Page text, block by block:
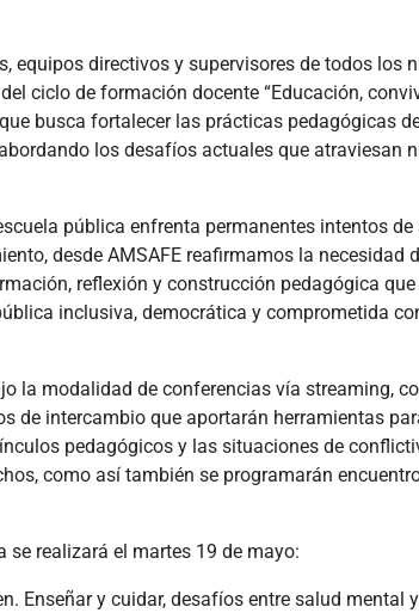
equipos directivos y supervisores de todos los
ciclo de formación docente “Educación,
busca fortalecer las prácticas pedagógicas
los desafíos actuales que atraviesan
pública enfrenta permanentes intentos de
desde AMSAFE reafirmamos la necesidad
reflexión y construcción pedagógica
inclusiva, democrática y comprometida
la modalidad de conferencias vía streaming,
de intercambio que aportarán herramientas
pedagógicos y las situaciones de
como así también se programarán
se realizará el martes 19 de mayo:
Enseñar y cuidar, desafíos entre salud mental